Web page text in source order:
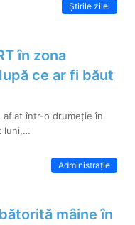
Știrile zilei
în zona
ce ar fi băut
aflat într-o drumeție în
luni,…
Administrație
mâine în